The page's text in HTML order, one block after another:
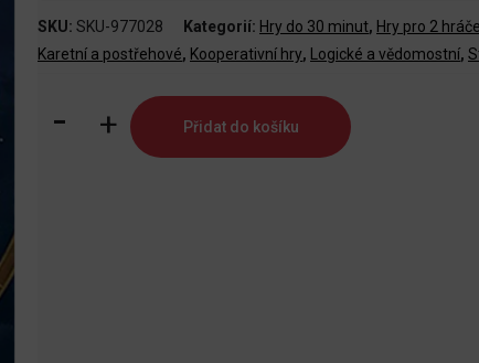
SKU: SKU-977028 Kategorií: Hry do 30 minut, Hry pro 2 hráče
Karetní a postřehové, Kooperativní hry, Logické a vědomostní,
času
Přidat do košíku